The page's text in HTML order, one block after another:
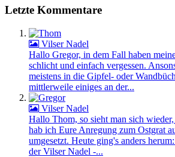
Letzte Kommentare
Vilser Nadel
Hallo Gregor, in dem Fall haben
schlicht und einfach vergessen.
meistens in die Gipfel- oder
mittlerweile einiges an der...
Vilser Nadel
Hallo Thom, so sieht man sich
hab ich Eure Anregung zum Ostgrat
umgesetzt. Heute ging's anders
der Vilser Nadel -...